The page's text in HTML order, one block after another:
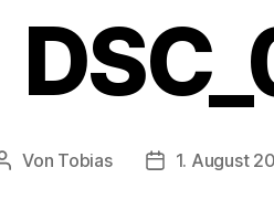
Beitragsautor
Von Tobias 1. August